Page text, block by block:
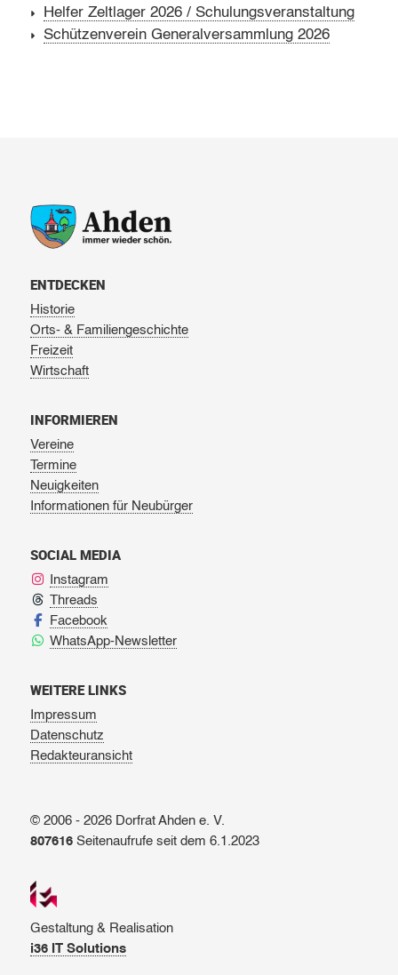
Helfer Zeltlager 2026 / Schulungsveranstaltung
Schützenverein Generalversammlung 2026
ENTDECKEN
Historie
Orts- & Familiengeschichte
Freizeit
Wirtschaft
INFORMIEREN
Vereine
Termine
Neuigkeiten
Informationen für Neubürger
SOCIAL MEDIA
Instagram
Threads
Facebook
WhatsApp-Newsletter
WEITERE LINKS
Impressum
Datenschutz
Redakteuransicht
© 2006 - 2026 Dorfrat Ahden e. V.
807616Seitenaufrufe seit dem 6.1.2023
Gestaltung & Realisation
i36 IT Solutions